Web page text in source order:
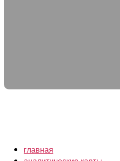
главная